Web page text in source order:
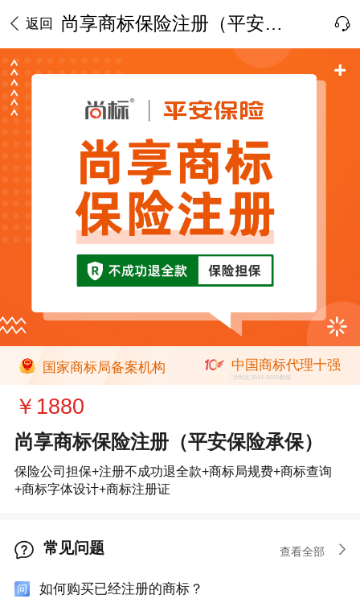
返回 尚享商标保险注册（平安保险承保）
国家商标局备案机构 中国商标代理十强
*沙利文2014-2023数据
￥ 1880
尚享商标保险注册（平安保险承保）
保险公司担保+注册不成功退全款+商标局规费+商标查询
+商标字体设计+商标注册证
常见问题 查看全部
如何购买已经注册的商标？